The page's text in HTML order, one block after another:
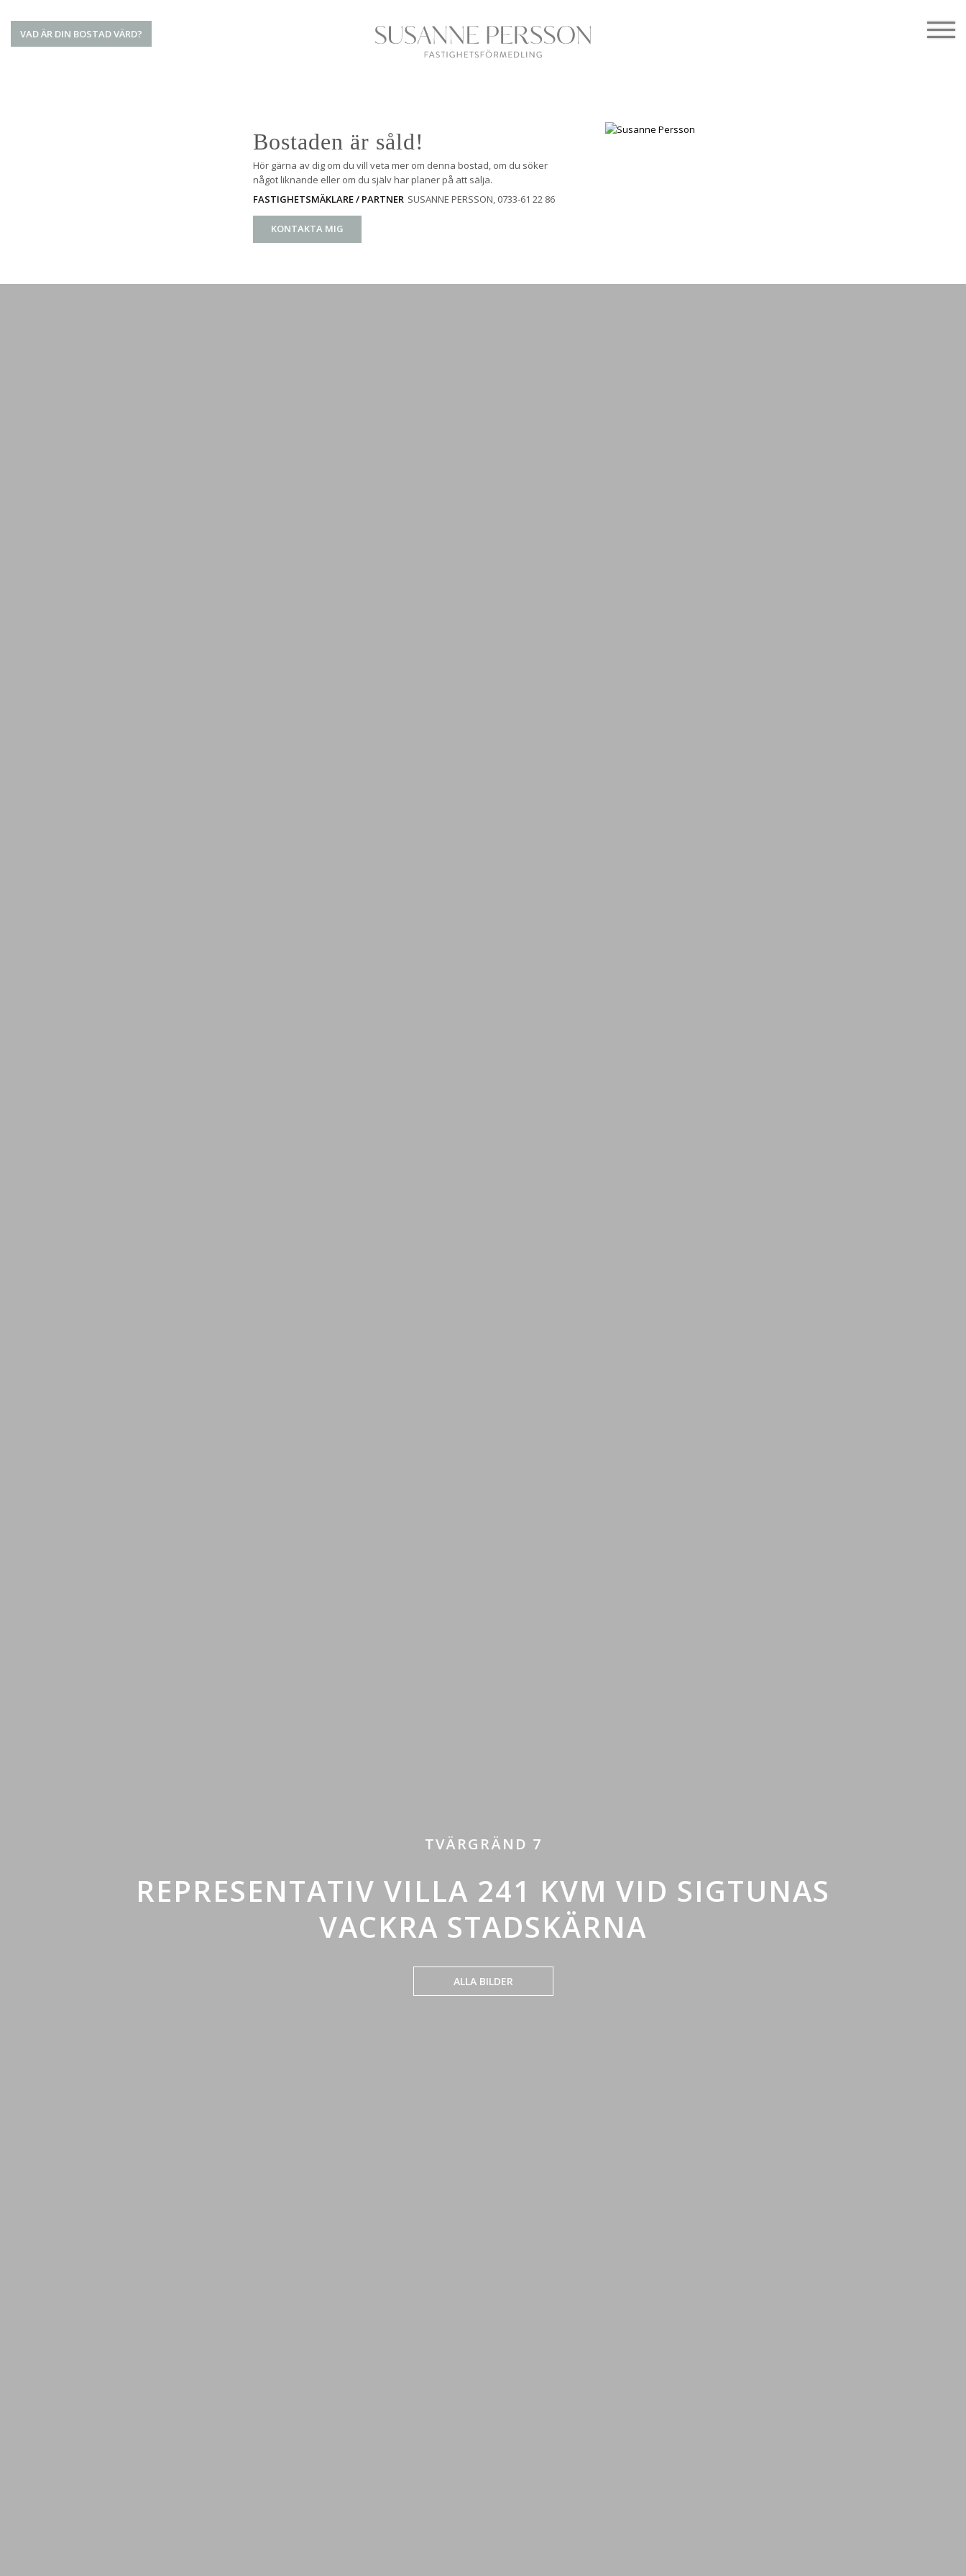
VAD ÄR DIN BOSTAD VÄRD?
Bostaden är såld!
Hör gärna av dig om du vill veta mer om denna bostad, om du söker
något liknande eller om du själv har planer på att sälja.
FASTIGHETSMÄKLARE / PARTNER SUSANNE PERSSON , 0733-61 22 86
KONTAKTA MIG
TVÄRGRÄND 7
REPRESENTATIV VILLA 241 KVM VID SIGTUNAS
VACKRA STADSKÄRNA
ALLA BILDER